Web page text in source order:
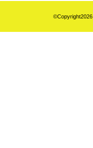
©Copyright2026